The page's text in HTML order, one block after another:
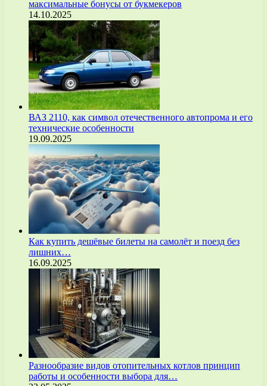
максимальные бонусы от букмекеров
14.10.2025
ВАЗ 2110, как символ отечественного автопрома и его
технические особенности
19.09.2025
Как купить дешёвые билеты на самолёт и поезд без
лишних…
16.09.2025
Разнообразие видов отопительных котлов принцип
работы и особенности выбора для…